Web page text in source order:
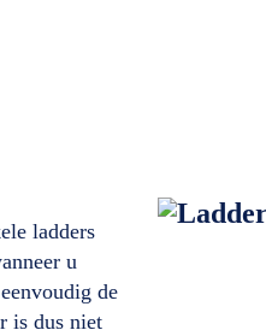
ladders
u
de
is dus niet